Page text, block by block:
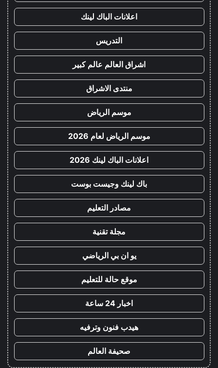
اعلانات الباك لينك
التدريس
اشراق العالم عالم كبير
منتدى الاشراق
موسم الرياض
موسم الرياض لعام 2026
اعلانات الباك لينك 2026
باك لينك وجيست بوست
مصادر التعليم
مجلة تقنية
يو ان بي الرياضي
موقع حالة للتعليم
اخبار 24 ساعة
هيدب فنون وترفيه
صحيفة العالم